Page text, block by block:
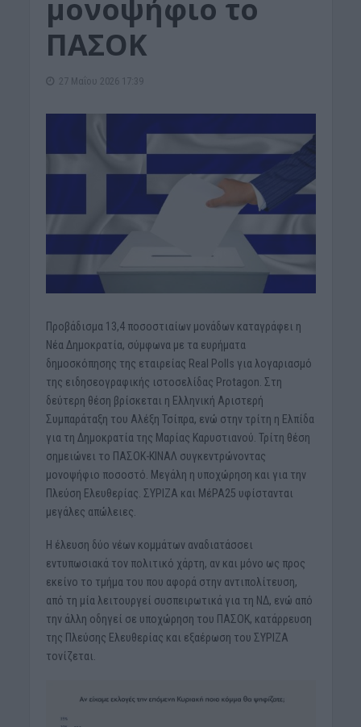
μονοψήφιο το
ΠΑΣΟΚ
27 Μαΐου 2026 17:39
Προβάδισμα 13,4 ποσοστιαίων μονάδων καταγράφει η
Nέα Δημοκρατία, σύμφωνα με τα ευρήματα
δημοσκόπησης της εταιρείας Real Polls για λογαριασμό
της ειδησεογραφικής ιστοσελίδας Protagon. Στη
δεύτερη θέση βρίσκεται η Ελληνική Αριστερή
Συμπαράταξη του Αλέξη Τσίπρα, ενώ στην τρίτη η Ελπίδα
για τη Δημοκρατία της Μαρίας Καρυστιανού. Τρίτη θέση
σημειώνει το ΠΑΣΟΚ-ΚΙΝΑΛ συγκεντρώνοντας
μονοψήφιο ποσοστό. Μεγάλη η υποχώρηση και για την
Πλεύση Ελευθερίας. ΣΥΡΙΖΑ και ΜέΡΑ25 υφίστανται
μεγάλες απώλειες.
Η έλευση δύο νέων κομμάτων αναδιατάσσει
εντυπωσιακά τον πολιτικό χάρτη, αν και μόνο ως προς
εκείνο το τμήμα του που αφορά στην αντιπολίτευση,
από τη μία λειτουργεί συσπειρωτικά για τη ΝΔ, ενώ από
την άλλη οδηγεί σε υποχώρηση του ΠΑΣΟΚ, κατάρρευση
της Πλεύσης Ελευθερίας και εξαέρωση του ΣΥΡΙΖΑ
τονίζεται.